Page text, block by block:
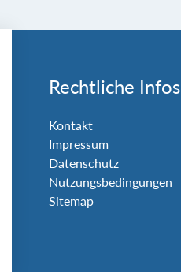
Rechtliche Infos
Kontakt
Impressum
Datenschutz
Nutzungsbedingungen
Sitemap